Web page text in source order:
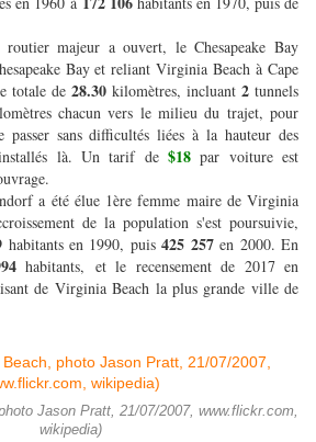
majeur a ouvert, le Chesapeake Bay
Bay et reliant Virginia Beach à Cape
totale de 28.30 kilomètres, incluant2tunnels
chacun vers le milieu du trajet, pour
passer sans difficultés liées à la hauteur des
là. Un tarif de $18par voiture est
a été élue 1ère femme maire de Virginia
de la population s'est poursuivie,
habitants en 1990, puis425 257en 2000. En
habitants, et le recensement de 2017 en
de Virginia Beach la plus grande ville de
Jason Pratt, 21/07/2007, www.flickr.com,
wikipedia)